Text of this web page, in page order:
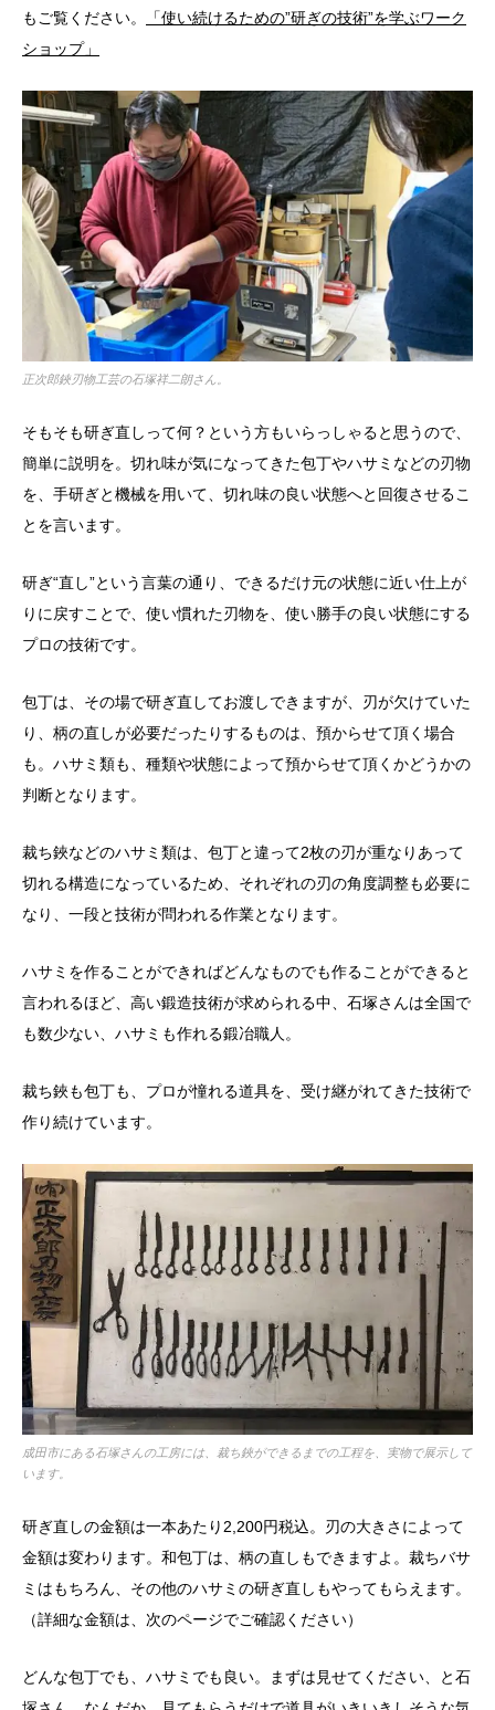
もご覧ください。
「使い続けるための”研ぎの技術”を学ぶワーク
ショップ」
正次郎鋏刃物工芸の石塚祥二朗さん。
そもそも研ぎ直しって何？という方もいらっしゃると思うので、
簡単に説明を。切れ味が気になってきた包丁やハサミなどの刃物
を、手研ぎと機械を用いて、切れ味の良い状態へと回復させるこ
とを言います。
研ぎ“直し”という言葉の通り、できるだけ元の状態に近い仕上が
りに戻すことで、使い慣れた刃物を、使い勝手の良い状態にする
プロの技術です。
包丁は、その場で研ぎ直してお渡しできますが、刃が欠けていた
り、柄の直しが必要だったりするものは、預からせて頂く場合
も。ハサミ類も、種類や状態によって預からせて頂くかどうかの
判断となります。
裁ち鋏などのハサミ類は、包丁と違って2枚の刃が重なりあって
切れる構造になっているため、それぞれの刃の角度調整も必要に
なり、一段と技術が問われる作業となります。
ハサミを作ることができればどんなものでも作ることができると
言われるほど、高い鍛造技術が求められる中、石塚さんは全国で
も数少ない、ハサミも作れる鍛冶職人。
裁ち鋏も包丁も、プロが憧れる道具を、受け継がれてきた技術で
作り続けています。
成田市にある石塚さんの工房には、裁ち鋏ができるまでの工程を、実物で展示して
います。
研ぎ直しの金額は一本あたり2,200円税込。刃の大きさによって
金額は変わります。和包丁は、柄の直しもできますよ。裁ちバサ
ミはもちろん、その他のハサミの研ぎ直しもやってもらえます。
（詳細な金額は、次のページでご確認ください）
どんな包丁でも、ハサミでも良い。まずは見せてください、と石